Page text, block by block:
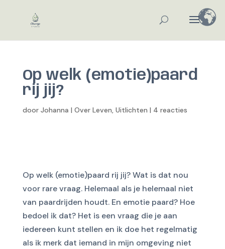
Op welk (emotie)paard
rij jij?
door Johanna | Over Leven, Uitlichten | 4 reacties
Op welk (emotie)paard rij jij? Wat is dat nou
voor rare vraag. Helemaal als je helemaal niet
van paardrijden houdt. En emotie paard? Hoe
bedoel ik dat? Het is een vraag die je aan
iedereen kunt stellen en ik doe het regelmatig
als ik merk dat iemand in mijn omgeving niet